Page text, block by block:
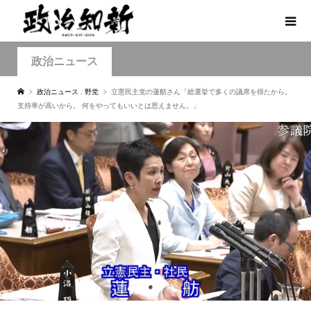
政治ニュース
政治ニュース 野党
立憲民主党の蓮舫さん「総選挙で多くの議席を得たから。
支持率が高いから。 何をやってもいいとは思えません。」